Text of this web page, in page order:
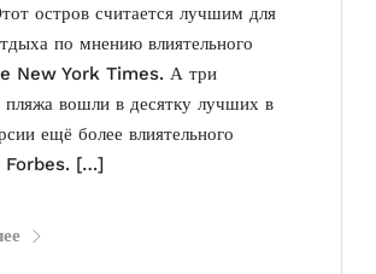
остров считается лучшим для
по мнению влиятельного
New York Times. А три
пляжа вошли в десятку лучших в
ещё более влиятельного
Forbes. […]